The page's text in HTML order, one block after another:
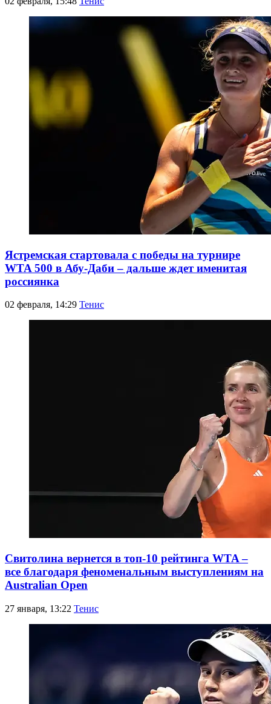
Ястремская стартовала с победы на турнире
WTA 500 в Абу-Даби – дальше ждет именитая
россиянка
02 февраля, 14:29 Тенис
Свитолина вернется в топ-10 рейтинга WTA –
все благодаря феноменальным выступлениям на
Australian Open
27 января, 13:22 Тенис